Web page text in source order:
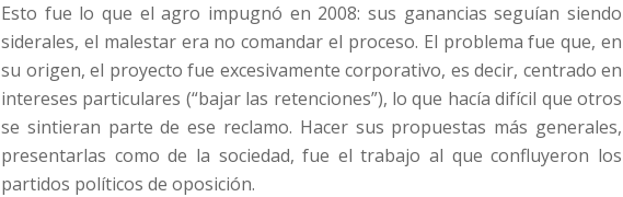
Esto fue lo que el agro impugnó en 2008: sus ganancias seguían siendo
siderales, el malestar era no comandar el proceso. El problema fue que, en
su origen, el proyecto fue excesivamente corporativo, es decir, centrado en
intereses particulares (“bajar las retenciones”), lo que hacía difícil que otros
se sintieran parte de ese reclamo. Hacer sus propuestas más generales,
presentarlas como de la sociedad, fue el trabajo al que confluyeron los
partidos políticos de oposición.